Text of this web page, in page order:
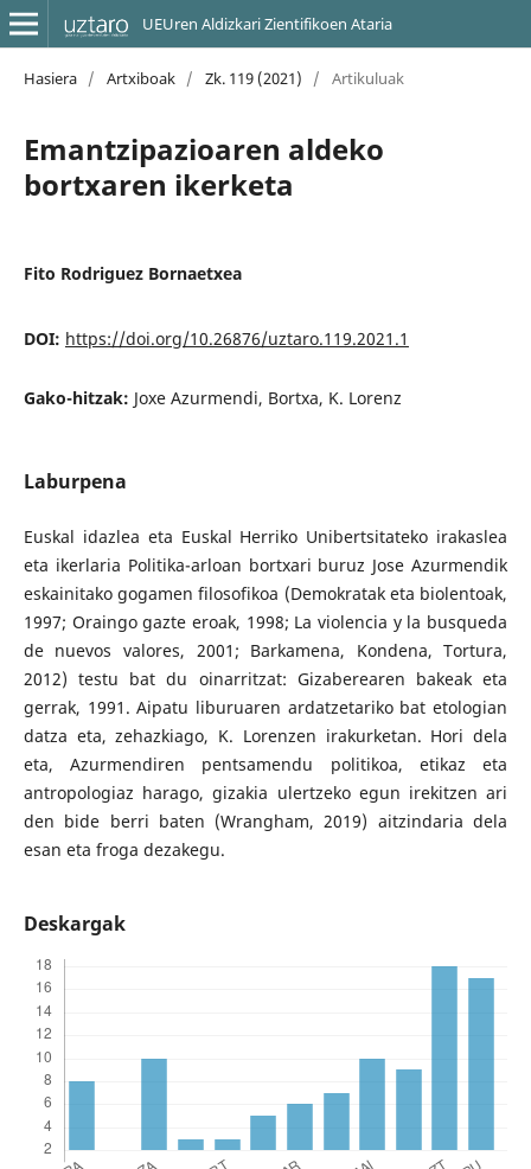
UEUren Aldizkari Zientifikoen Ataria
Hasiera / Artxiboak / Zk. 119 (2021) / Artikuluak
Emantzipazioaren aldeko
bortxaren ikerketa
Fito Rodriguez Bornaetxea
DOI: https://doi.org/10.26876/uztaro.119.2021.1
Gako-hitzak: Joxe Azurmendi, Bortxa, K. Lorenz
Laburpena
Euskal idazlea eta Euskal Herriko Unibertsitateko irakaslea
eta ikerlaria Politika-arloan bortxari buruz Jose Azurmendik
eskainitako gogamen filosofikoa (Demokratak eta biolentoak,
1997; Oraingo gazte eroak, 1998; La violencia y la busqueda
de nuevos valores, 2001; Barkamena, Kondena, Tortura,
2012) testu bat du oinarritzat: Gizaberearen bakeak eta
gerrak, 1991. Aipatu liburuaren ardatzetariko bat etologian
datza eta, zehazkiago, K. Lorenzen irakurketan. Hori dela
eta, Azurmendiren pentsamendu politikoa, etikaz eta
antropologiaz harago, gizakia ulertzeko egun irekitzen ari
den bide berri baten (Wrangham, 2019) aitzindaria dela
esan eta froga dezakegu.
Deskargak